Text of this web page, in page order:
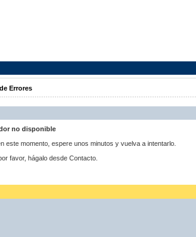
Errores
no disponible
este momento, espere unos minutos y vuelva a intentarlo.
favor, hágalo desde Contacto.